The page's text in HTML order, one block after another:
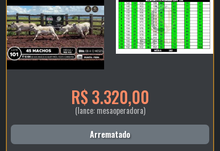
R$ 3.320,00
(lance: mesaoperadora)
Arrematado